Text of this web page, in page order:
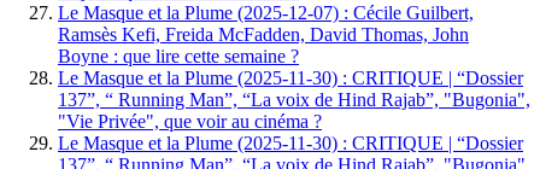
Le Masque et la Plume (2025-12-07) : Cécile Guilbert,
Ramsès Kefi, Freida McFadden, David Thomas, John
Boyne : que lire cette semaine ?
Le Masque et la Plume (2025-11-30) : CRITIQUE | “Dossier
137”, “ Running Man”, “La voix de Hind Rajab”, "Bugonia",
"Vie Privée", que voir au cinéma ?
Le Masque et la Plume (2025-11-30) : CRITIQUE | “Dossier
137”, “ Running Man”, “La voix de Hind Rajab”, "Bugonia",